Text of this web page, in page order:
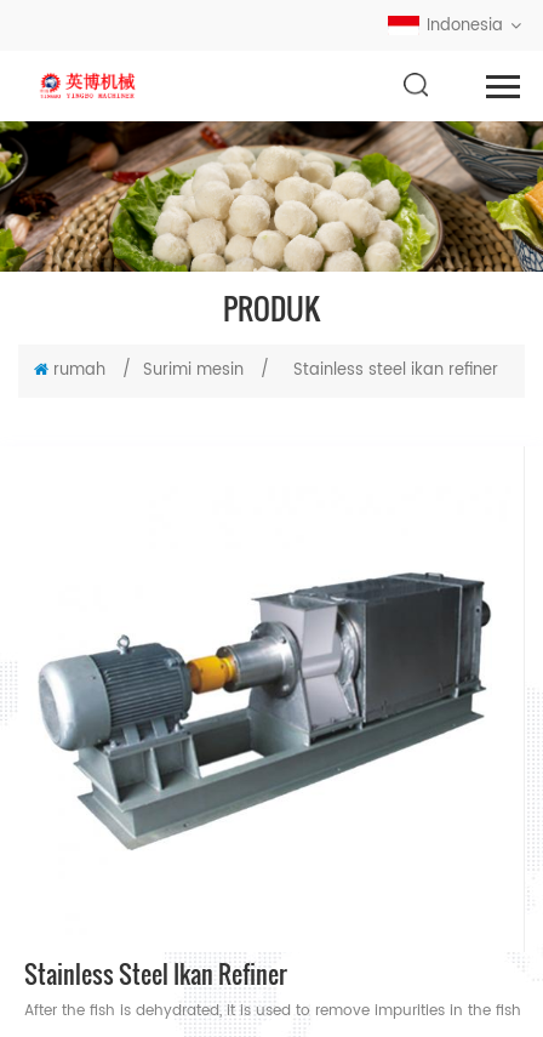
Indonesia
PRODUK
rumah / Surimi mesin / Stainless steel ikan refiner
Stainless Steel Ikan Refiner
After the fish is dehydrated, it is used to remove impurities in the fish